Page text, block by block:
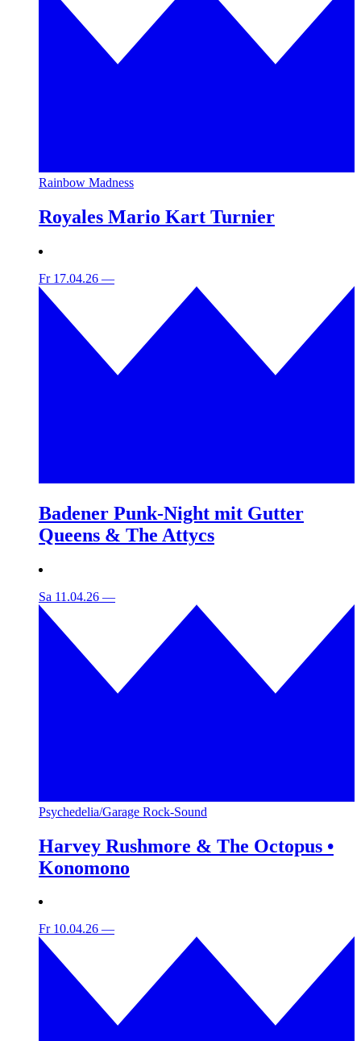
Rainbow Madness
Royales Mario Kart Turnier
Fr 17.04.26 —
Badener Punk-Night mit Gutter
Queens & The Attycs
Sa 11.04.26 —
Psychedelia/Garage Rock-Sound
Harvey Rushmore & The Octopus •
Konomono
Fr 10.04.26 —